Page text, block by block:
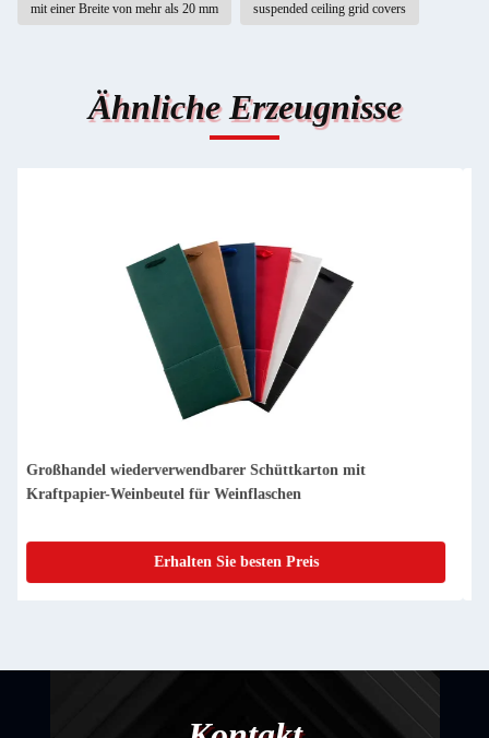
mit einer Breite von mehr als 20 mm suspended ceiling grid covers
Ähnliche Erzeugnisse
Einzelflaschenverpackung aus Papier, Weingeschenk-
Glasbeutel, 2 Flaschen schwarzen Wein, Handtaschen
Erhalten Sie besten Preis